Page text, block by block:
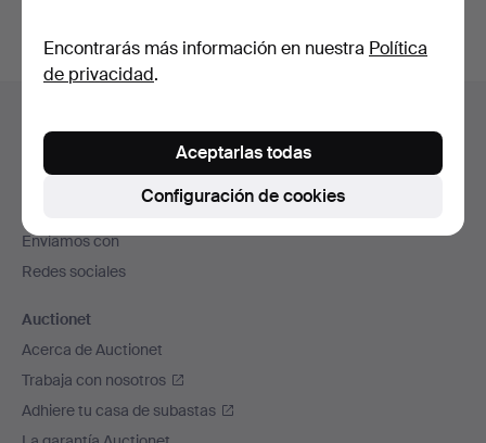
en
de
página
Contacta con el servicio de atención al cliente
Todas las casas de subastas
Enviamos con
Redes sociales
Auctionet
Acerca de Auctionet
Trabaja con nosotros
Adhiere tu casa de subastas
Encontrarás más información en nuestra Política
de privacidad.
Configuración de cookies
Aceptarlas todas